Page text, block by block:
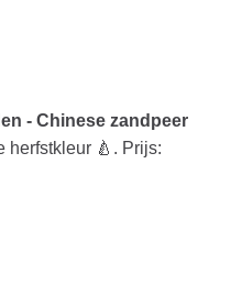
- Chinese zandpeer
herfstkleur 🍐. Prijs: